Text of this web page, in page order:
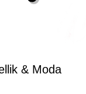
& Moda